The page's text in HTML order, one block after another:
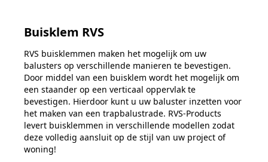
Buisklem RVS
RVS buisklemmen maken het mogelijk om uw
balusters op verschillende manieren te bevestigen.
Door middel van een buisklem wordt het mogelijk om
een staander op een verticaal oppervlak te
bevestigen. Hierdoor kunt u uw baluster inzetten voor
het maken van een trapbalustrade. RVS-Products
levert buisklemmen in verschillende modellen zodat
deze volledig aansluit op de stijl van uw project of
woning!